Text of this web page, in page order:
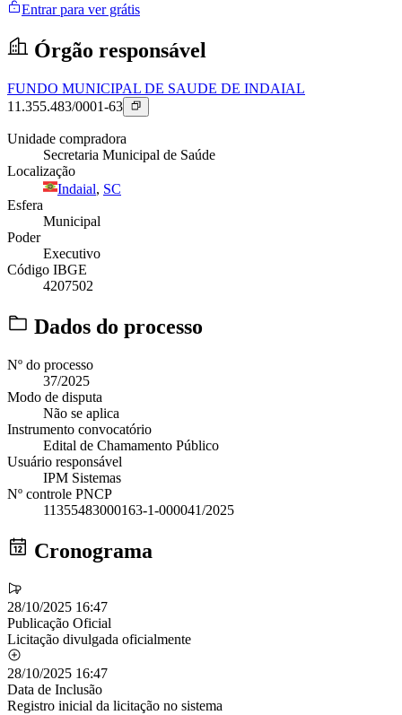
Entrar para ver grátis
Órgão responsável
FUNDO MUNICIPAL DE SAUDE DE INDAIAL
11.355.483/0001-63
Unidade compradora
Secretaria Municipal de Saúde
Localização
Indaial, SC
Esfera
Municipal
Poder
Executivo
Código IBGE
4207502
Dados do processo
Nº do processo
37/2025
Modo de disputa
Não se aplica
Instrumento convocatório
Edital de Chamamento Público
Usuário responsável
IPM Sistemas
Nº controle PNCP
11355483000163-1-000041/2025
Cronograma
28/10/2025 16:47
Publicação Oficial
Licitação divulgada oficialmente
28/10/2025 16:47
Data de Inclusão
Registro inicial da licitação no sistema